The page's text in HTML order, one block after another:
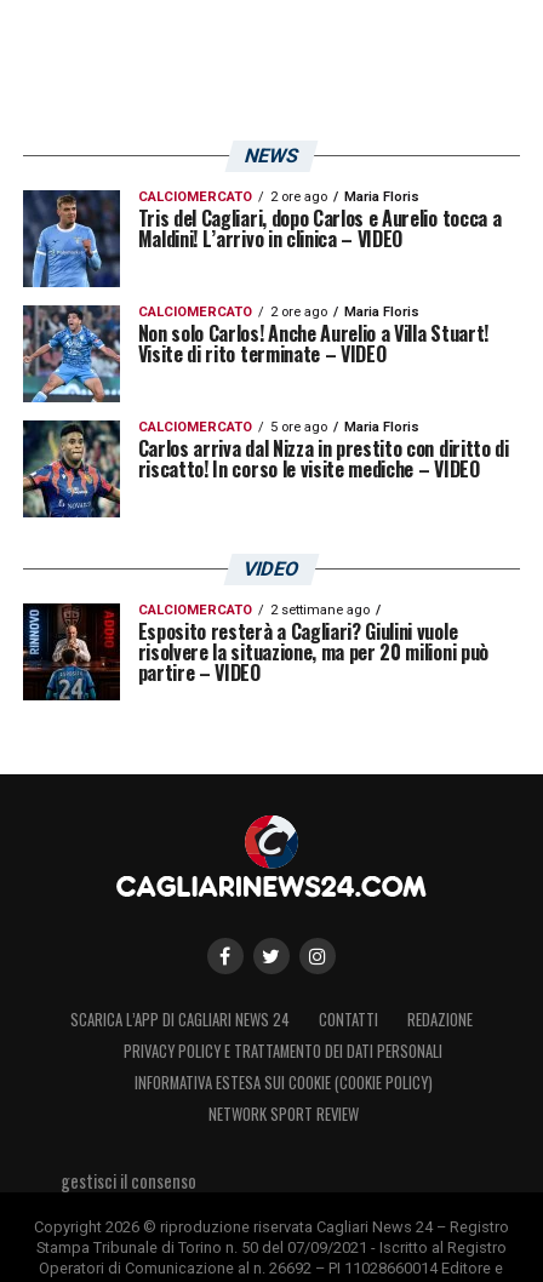
NEWS
CALCIOMERCATO 2 ore ago Maria Floris
Tris del Cagliari, dopo Carlos e Aurelio tocca a
Maldini! L’arrivo in clinica – VIDEO
CALCIOMERCATO 2 ore ago Maria Floris
Non solo Carlos! Anche Aurelio a Villa Stuart!
Visite di rito terminate – VIDEO
CALCIOMERCATO 5 ore ago Maria Floris
Carlos arriva dal Nizza in prestito con diritto di
riscatto! In corso le visite mediche – VIDEO
VIDEO
CALCIOMERCATO 2 settimane ago
Esposito resterà a Cagliari? Giulini vuole
risolvere la situazione, ma per 20 milioni può
partire – VIDEO
SCARICA L’APP DI CAGLIARI NEWS 24 CONTATTI
REDAZIONE
PRIVACY POLICY E TRATTAMENTO DEI DATI PERSONALI
INFORMATIVA ESTESA SUI COOKIE (COOKIE POLICY)
NETWORK SPORT REVIEW
gestisci il consenso
Copyright 2026 © riproduzione riservata Cagliari News 24 – Registro
Stampa Tribunale di Torino n. 50 del 07/09/2021 - Iscritto al Registro
Operatori di Comunicazione al n. 26692 – PI 11028660014 Editore e